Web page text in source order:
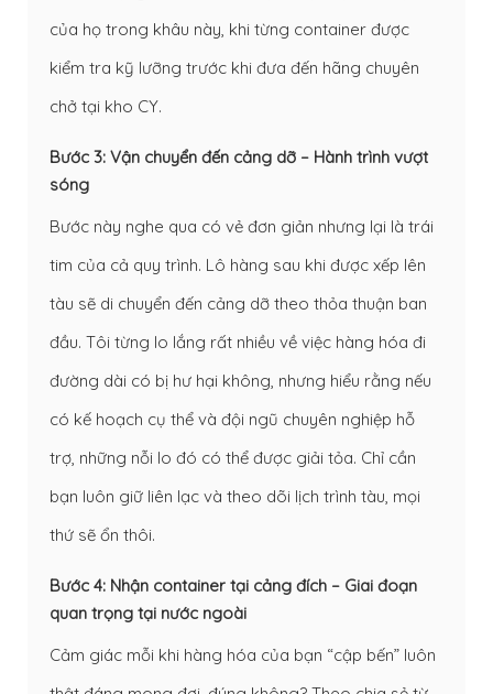
của họ trong khâu này, khi từng container được
kiểm tra kỹ lưỡng trước khi đưa đến hãng chuyên
chở tại kho CY.
Bước 3: Vận chuyển đến cảng dỡ – Hành trình vượt
sóng
Bước này nghe qua có vẻ đơn giản nhưng lại là trái
tim của cả quy trình. Lô hàng sau khi được xếp lên
tàu sẽ di chuyển đến cảng dỡ theo thỏa thuận ban
đầu. Tôi từng lo lắng rất nhiều về việc hàng hóa đi
đường dài có bị hư hại không, nhưng hiểu rằng nếu
có kế hoạch cụ thể và đội ngũ chuyên nghiệp hỗ
trợ, những nỗi lo đó có thể được giải tỏa. Chỉ cần
bạn luôn giữ liên lạc và theo dõi lịch trình tàu, mọi
thứ sẽ ổn thôi.
Bước 4: Nhận container tại cảng đích – Giai đoạn
quan trọng tại nước ngoài
Cảm giác mỗi khi hàng hóa của bạn “cập bến” luôn